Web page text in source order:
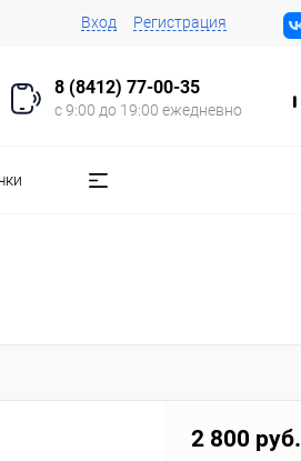
Вход Регистрация
8 (8412) 77-00-35
с 9:00 до 19:00 ежедневно
2 800 руб.